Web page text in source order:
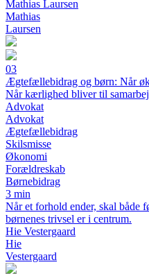
Mathias Laursen
Mathias
Laursen
03
Ægtefællebidrag og børn: Når
Når kærlighed bliver til
Advokat
Advokat
Ægtefællebidrag
Skilsmisse
Økonomi
Forældreskab
Børnebidrag
3 min
Når et forhold ender, skal både
børnenes trivsel er i centrum.
Hie Vestergaard
Hie
Vestergaard